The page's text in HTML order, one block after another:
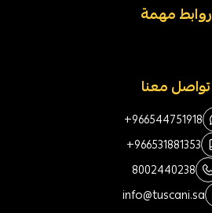
روابط مهمة
تواصل معنا
+966544751918
+966531881353
8002440238
info@tuscani.sa